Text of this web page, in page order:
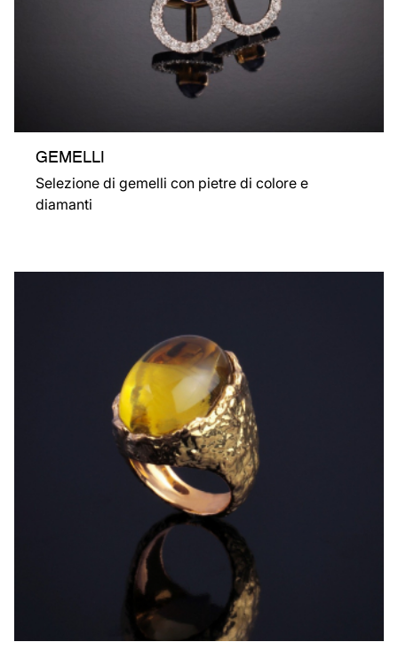
GEMELLI
Selezione di gemelli con pietre di colore e
diamanti